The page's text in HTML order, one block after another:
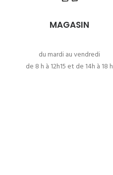
MAGASIN
du mardi au vendredi
de 8 h à 12h15 et de 14h à 18 h